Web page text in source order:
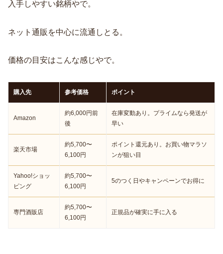
入手しやすい銘柄やで。
ネット通販を中心に流通しとる。
価格の目安はこんな感じやで。
購入先 参考価格 ポイント
Amazon
約6,000円前
後
在庫変動あり。プライムなら発送が
早い
楽天市場
約5,700〜
6,100円
ポイント還元あり。お買い物マラソ
ンが狙い目
Yahoo!ショッ
ピング
約5,700〜
6,100円
5のつく日やキャンペーンでお得に
専門酒販店
約5,700〜
6,100円
正規品が確実に手に入る